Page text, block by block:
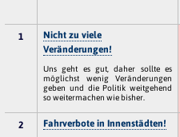
1
Nicht zu viele
Veränderungen!
Uns geht es gut, daher sollte es
möglichst wenig Veränderungen
geben und die Politik weitgehend
so weitermachen wie bisher.
2 Fahrverbote in Innenstädten!